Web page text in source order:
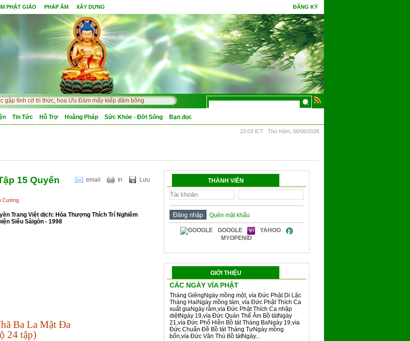
PHẬT GIÁO PHÁP ÂM XÂY DỰNG ĐĂNG KÝ
tình cờ tri thức, hoa Ưu Đàm mấy kiếp đâm bông.
Tin Tức Hỗ Trợ Hoằng Pháp Sức Khỏe - Đời Sống Bạn đọc
23:03 ICT Thứ Năm, 06/08/2026
email In Lưu
15 Quyển
Cường
Trang Việt dịch: Hòa Thượng Thích Trí Nghiêm
Siêu Sàigòn - 1998
Ba La Mật Đa
24 tập)
THÀNH VIÊN
Quên mật khẩu
GOOGLE
YAHOO
MYOPENID
GIỚI THIỆU
CÁC NGÀY VÍA PHẬT
Tháng GiêngNgày mồng một, vía Đức Phật Di Lặc
Tháng HaiNgày mồng tám, vía Đức Phật Thích Ca
xuất giaNgày rằm,vía Đức Phật Thích Ca nhập
diệtNgày 19,vía Đức Quán Thế Âm Bồ tátNgày
21,vía Đức Phổ Hiền Bồ tát Tháng BaNgày 19,vía
Đức Chuẩn Đề Bồ tát Tháng TưNgày mồng
bốn,vía Đức Văn Thù Bồ tátNgày...